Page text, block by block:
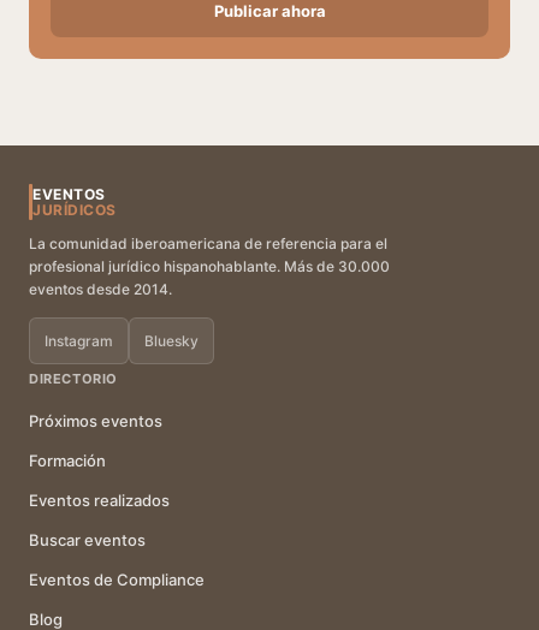
Publicar ahora
EVENTOS
JURÍDICOS
La comunidad iberoamericana de referencia para el
profesional jurídico hispanohablante. Más de 30.000
eventos desde 2014.
Instagram Bluesky
DIRECTORIO
Próximos eventos
Formación
Eventos realizados
Buscar eventos
Eventos de Compliance
Blog